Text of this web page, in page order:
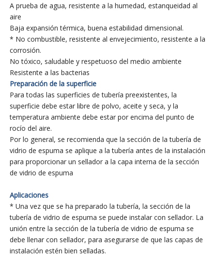
A prueba de agua, resistente a la humedad, estanqueidad al
aire
Baja expansión térmica, buena estabilidad dimensional.
* No combustible, resistente al envejecimiento, resistente a la
corrosión.
No tóxico, saludable y respetuoso del medio ambiente
Resistente a las bacterias
Preparación de la superficie
Para todas las superficies de tubería preexistentes, la
superficie debe estar libre de polvo, aceite y seca, y la
temperatura ambiente debe estar por encima del punto de
rocío del aire.
Por lo general, se recomienda que la sección de la tubería de
vidrio de espuma se aplique a la tubería antes de la instalación
para proporcionar un sellador a la capa interna de la sección
de vidrio de espuma
Aplicaciones
* Una vez que se ha preparado la tubería, la sección de la
tubería de vidrio de espuma se puede instalar con sellador. La
unión entre la sección de la tubería de vidrio de espuma se
debe llenar con sellador, para asegurarse de que las capas de
instalación estén bien selladas.